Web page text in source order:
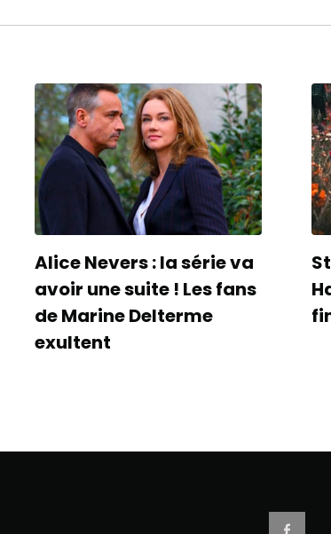
Alice Nevers : la série va
avoir une suite ! Les fans
de Marine Delterme
exultent